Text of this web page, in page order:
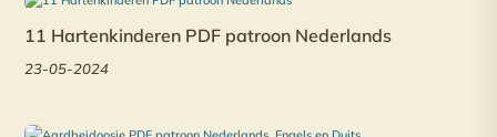
11 Hartenkinderen PDF patroon Nederlands
23-05-2024